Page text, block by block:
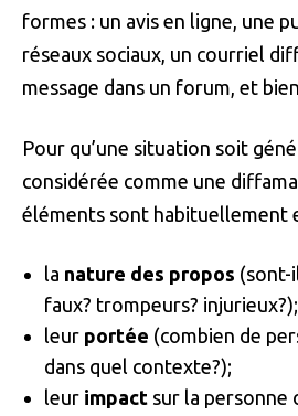
formes : un avis en ligne, une
réseaux sociaux, un courriel
message dans un forum, et
Pour qu’une situation soit
considérée comme une
éléments sont habituellement
la nature des propos (sont-
faux? trompeurs? injurieux?);
leur portée (combien de
dans quel contexte?);
leur impact sur la personne